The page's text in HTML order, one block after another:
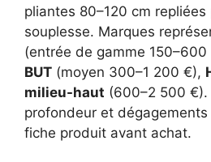
pliantes 80–120 cm
souplesse. Marques
(entrée de gamme 150–600
BUT (moyen 300–1 200 €),
milieu-haut (600–2 500 €).
profondeur et
fiche produit avant achat.